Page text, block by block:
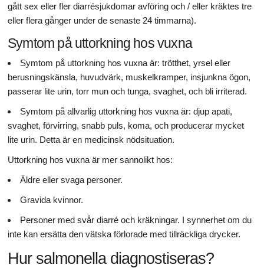
gått sex eller fler diarrésjukdomar avföring och / eller kräktes tre
eller flera gånger under de senaste 24 timmarna).
Symtom på uttorkning hos vuxna
Symtom på uttorkning hos vuxna är: trötthet, yrsel eller
berusningskänsla, huvudvärk, muskelkramper, insjunkna ögon,
passerar lite urin, torr mun och tunga, svaghet, och bli irriterad.
Symtom på allvarlig uttorkning hos vuxna är: djup apati,
svaghet, förvirring, snabb puls, koma, och producerar mycket
lite urin. Detta är en medicinsk nödsituation.
Uttorkning hos vuxna är mer sannolikt hos:
Äldre eller svaga personer.
Gravida kvinnor.
Personer med svår diarré och kräkningar. I synnerhet om du
inte kan ersätta den vätska förlorade med tillräckliga drycker.
Hur salmonella diagnostiseras?